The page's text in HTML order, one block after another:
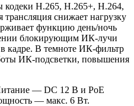
кодеки H.265, H.265+, H.264,
снижает нагрузку
функцию день/ночь
блокирующим ИК-лучи
в кадре. В темноте ИК-фильтр
ИК-подсветки, повышения
— DC 12 В и PoE
— макс. 6 Вт.